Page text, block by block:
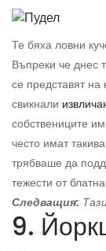
Те бяха ловни
Въпреки че днес
се представят на
свикнали
собствениците
често имат
трябваше да
тежести от
Следващия:
9.